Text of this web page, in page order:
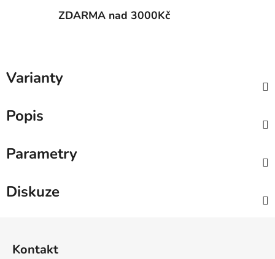
ZDARMA nad 3000Kč
Varianty
Popis
Parametry
Diskuze
Kontakt